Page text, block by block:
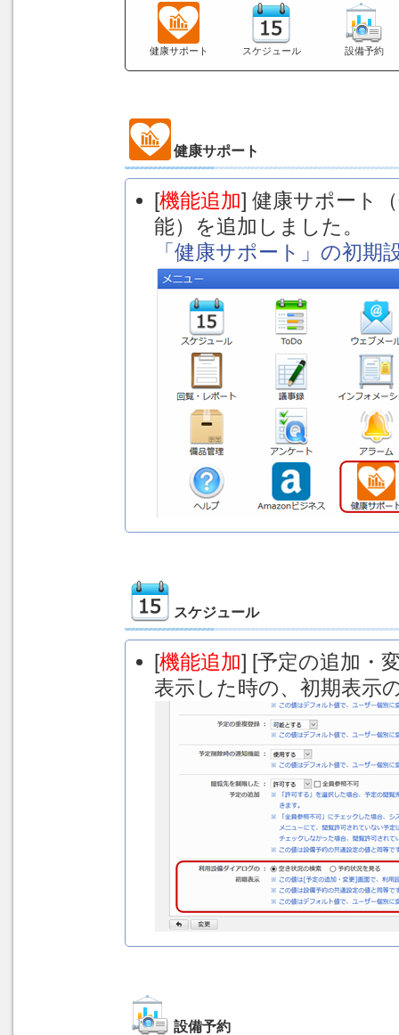
健康サポート スケジュール 設備予約
健康サポート
[機能追加] 健康サポート
能）を追加しました。
「健康サポート」の初期
スケジュール
[機能追加] [予定の追加・
表示した時の、初期表示
設備予約